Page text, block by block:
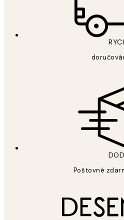
Poštovné